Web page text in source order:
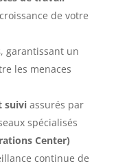
de votre
, garantissant un
les menaces
suiviassurés par
spécialisés
Center)
continue de